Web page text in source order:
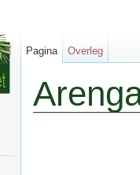
Pagina Overleg